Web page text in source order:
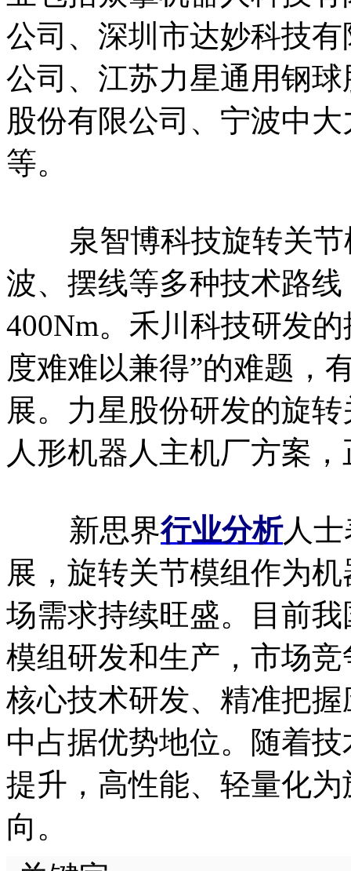
公司、深圳市达妙科技
公司、江苏力星通用钢
股份有限公司、宁波中
等。
泉智博科技旋转关节
波、摆线等多种技术路
400Nm。禾川科技研发
度难难以兼得”的难题，
展。力星股份研发的旋
人形机器人主机厂方案
新思界行业分析人
展，旋转关节模组作为
场需求持续旺盛。目前
模组研发和生产，市场
核心技术研发、精准把
中占据优势地位。随着
提升，高性能、轻量化
向。